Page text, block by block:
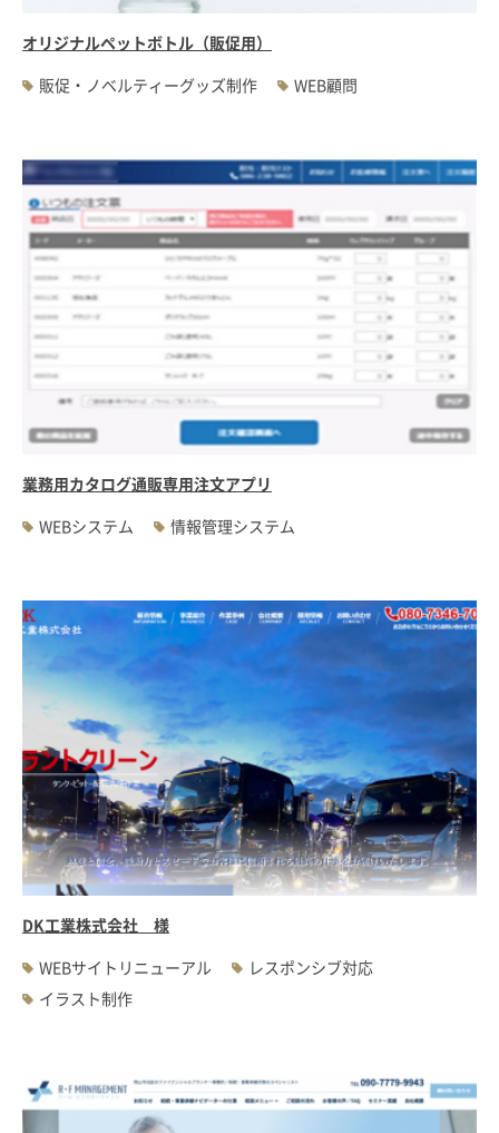
オリジナルペットボトル（販促用）
販促・ノベルティーグッズ制作
WEB顧問
業務用カタログ通販専用注文アプリ
WEBシステム
情報管理システム
DK工業株式会社 様
WEBサイトリニューアル
レスポンシブ対応
イラスト制作